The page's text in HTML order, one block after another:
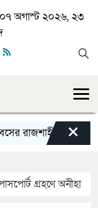
০৭ অগাস্ট ২০২৬, ২৩
রাজশাহী মহানগর×
গ্রহণে অনীহা